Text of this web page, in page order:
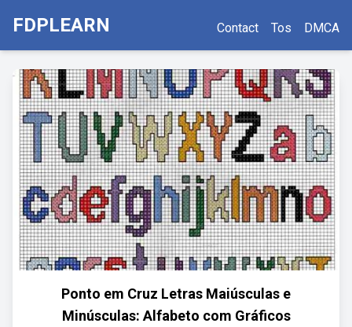
FDPLEARN Contact Tos DMCA
Ponto em Cruz Letras Maiúsculas e
Minúsculas: Alfabeto com Gráficos